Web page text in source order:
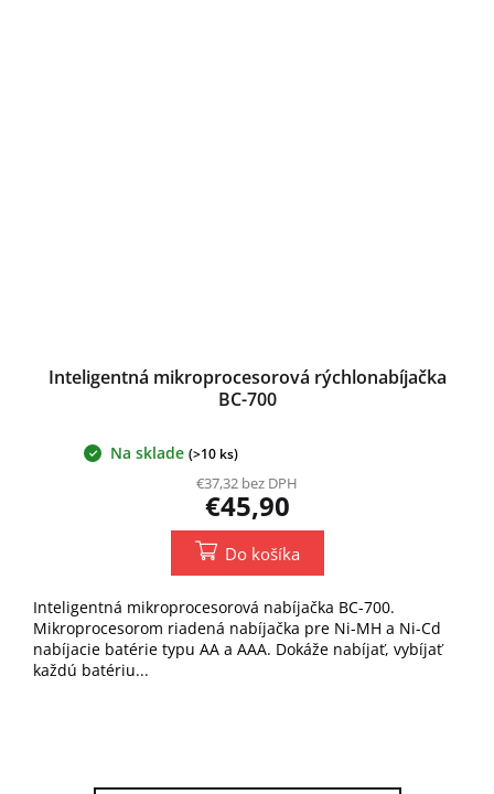
Inteligentná mikroprocesorová rýchlonabíjačka
BC-700
hodnotenie
produktu
je
5,0
z
5
Na sklade (>10 ks)
€37,32 bez DPH
€45,90
Do košíka
Inteligentná mikroprocesorová nabíjačka BC-700.
Mikroprocesorom riadená nabíjačka pre Ni-MH a Ni-Cd
nabíjacie batérie typu AA a AAA. Dokáže nabíjať, vybíjať
každú batériu...